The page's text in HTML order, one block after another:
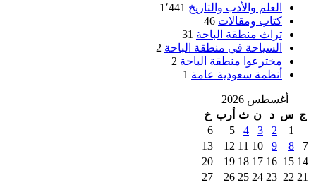
العلم والأدب والتاريخ 1٬441
كتاب ومقالات 46
تراث منطقة الباحة 31
السياحة في منطقة الباحة 2
مخترعوا منطقة الباحة 2
أنظمة سعودية عامة 1
أغسطس 2026
ج س د ن ث أرب خ
1
2
3
4
5
6
7
8
9
10
11
12
13
14
15
16
17
18
19
20
21
22
23
24
25
26
27